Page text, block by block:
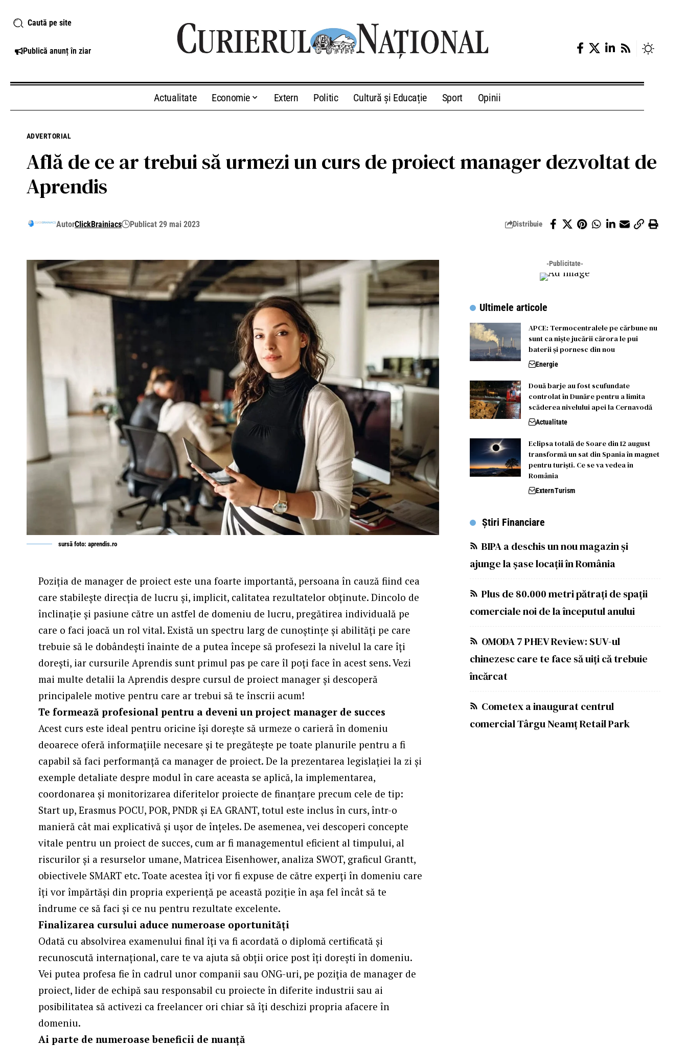
Caută pe site
Publică anunț în ziar
Actualitate Economie Extern Politic Cultură și Educație Sport Opinii
ADVERTORIAL
Află de ce ar trebui să urmezi un curs de proiect manager dezvoltat de
Aprendis
AutorClickBrainiacs Publicat 29 mai 2023 Distribuie
sursă foto: aprendis.ro
Poziția de manager de proiect este una foarte importantă, persoana în cauză fiind cea
care stabilește direcția de lucru și, implicit, calitatea rezultatelor obținute. Dincolo de
înclinație și pasiune către un astfel de domeniu de lucru, pregătirea individuală pe
care o faci joacă un rol vital. Există un spectru larg de cunoștințe și abilități pe care
trebuie să le dobândești înainte de a putea începe să profesezi la nivelul la care îți
dorești, iar cursurile Aprendis sunt primul pas pe care îl poți face în acest sens.Vezi
mai multe detalii la Aprendis despre cursul de proiect manager și descoperă
principalele motive pentru care ar trebui să te înscrii acum!
Te formează profesional pentru a deveni un project manager de succes
Acest curs este ideal pentru oricine își dorește să urmeze o carieră în domeniu
deoarece oferă informațiile necesare și te pregătește pe toate planurile pentru a fi
capabil să faci performanță ca manager de proiect. De la prezentarea legislației la zi și
exemple detaliate despre modul în care aceasta se aplică, la implementarea,
coordonarea și monitorizarea diferitelor proiecte de finanțare precum cele de tip:
Start up, Erasmus POCU, POR, PNDR și EA GRANT, totul este inclus în curs, într-o
manieră cât mai explicativă și ușor de înțeles. De asemenea, vei descoperi concepte
vitale pentru un proiect de succes, cum ar fi managementul eficient al timpului, al
riscurilor și a resurselor umane, Matricea Eisenhower, analiza SWOT, graficul Grantt,
obiectivele SMART etc. Toate acestea îți vor fi expuse de către experți în domeniu care
îți vor împărtăși din propria experiență pe această poziție în așa fel încât să te
îndrume ce să faci și ce nu pentru rezultate excelente.
Finalizarea cursului aduce numeroase oportunități
Odată cu absolvirea examenului final îți va fi acordată o diplomă certificată și
recunoscută internațional, care te va ajuta să obții orice post îți dorești în domeniu.
Vei putea profesa fie în cadrul unor companii sau ONG-uri, pe poziția de manager de
proiect, lider de echipă sau responsabil cu proiecte în diferite industrii sau ai
posibilitatea să activezi ca freelancer ori chiar să îți deschizi propria afacere în
domeniu.
Ai parte de numeroase beneficii de nuanță
-Publicitate-
Ultimele articole
APCE: Termocentralele pe cărbune nu
sunt ca niște jucării cărora le pui
baterii și pornesc din nou
Energie
Două barje au fost scufundate
controlat în Dunăre pentru a limita
scăderea nivelului apei la Cernavodă
Actualitate
Eclipsa totală de Soare din 12 august
transformă un sat din Spania în magnet
pentru turiști. Ce se va vedea în
România
ExternTurism
Știri Financiare
BIPA a deschis un nou magazin și
ajunge la șase locații în România
Plus de 80.000 metri pătrați de spații
comerciale noi de la începutul anului
OMODA 7 PHEV Review: SUV-ul
chinezesc care te face să uiți că trebuie
încărcat
Cometex a inaugurat centrul
comercial Târgu Neamț Retail Park